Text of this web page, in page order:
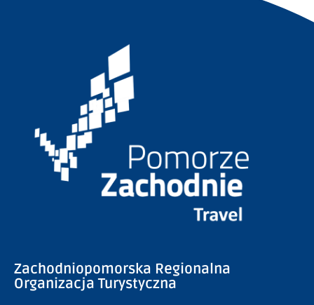
Zachodniopomorska Regionalna
Organizacja Turystyczna